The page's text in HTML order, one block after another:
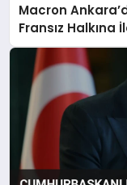
Macron
Fransız Halkına